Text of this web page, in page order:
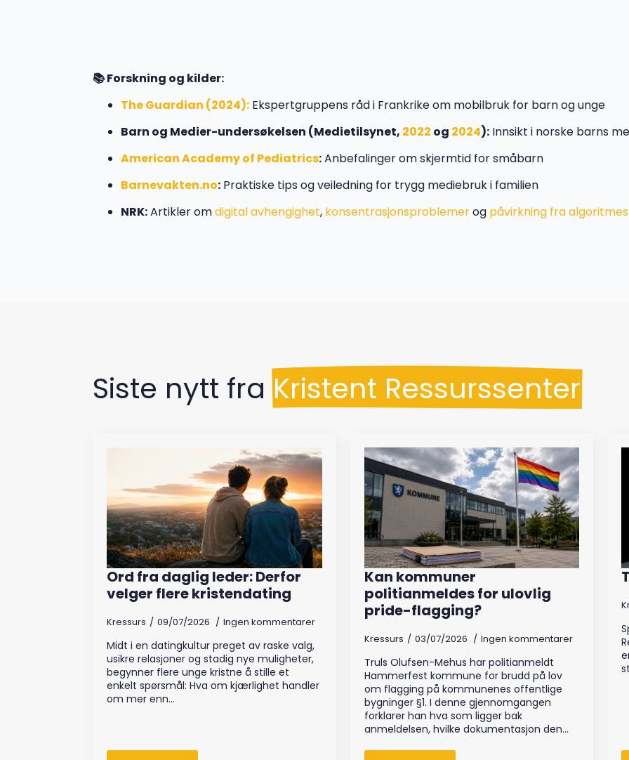
📚 Forskning og kilder:
The Guardian (2024): Ekspertgruppens råd i Frankrike om mobilbruk for barn og unge
Barn og Medier-undersøkelsen (Medietilsynet, 2022 og 2024): Innsikt i norske barns
American Academy of Pediatrics:Anbefalinger om skjermtid for småbarn
Barnevakten.no: Praktiske tips og veiledning for trygg mediebruk i familien
NRK:Artikler omdigital avhengighet, konsentrasjonsproblemerog påvirkning fra
Siste nytt fra Kristent Ressurssenter
Ord fra daglig leder: Derfor
velger flere kristendating
Kressurs 09/07/2026 Ingen kommentarer
Midt i en datingkultur preget av raske valg,
usikre relasjoner og stadig nye muligheter,
begynner flere unge kristne å stille et
enkelt spørsmål: Hva om kjærlighet handler
om mer enn…
Kan kommuner
politianmeldes for ulovlig
pride-flagging?
Kressurs 03/07/2026 Ingen kommentarer
Truls Olufsen-Mehus har politianmeldt
Hammerfest kommune for brudd på lov
om flagging på kommunenes offentlige
bygninger §1. I denne gjennomgangen
forklarer han hva som ligger bak
anmeldelsen, hvilke dokumentasjon den…